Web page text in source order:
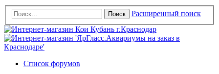
Поиск Расширенный поиск
Список форумов